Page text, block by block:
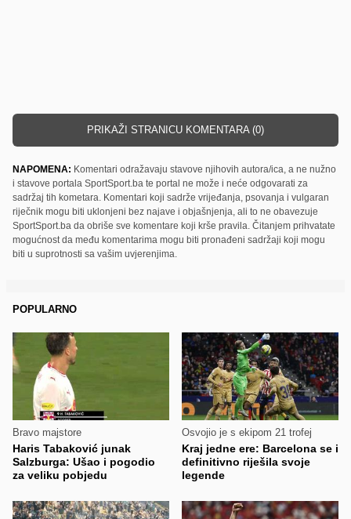
PRIKAŽI STRANICU KOMENTARA (0)
NAPOMENA: Komentari odražavaju stavove njihovih autora/ica, a ne nužno
i stavove portala SportSport.ba te portal ne može i neće odgovarati za
sadržaj tih kometara. Komentari koji sadrže vrijeđanja, psovanja i vulgaran
riječnik mogu biti uklonjeni bez najave i objašnjenja, ali to ne obavezuje
SportSport.ba da obriše sve komentare koji krše pravila. Čitanjem prihvatate
mogućnost da među komentarima mogu biti pronađeni sadržaji koji mogu
biti u suprotnosti sa vašim uvjerenjima.
POPULARNO
Bravo majstore
Haris Tabaković junak
Salzburga: Ušao i pogodio
za veliku pobjedu
Osvojio je s ekipom 21 trofej
Kraj jedne ere: Barcelona se i
definitivno riješila svoje
legende